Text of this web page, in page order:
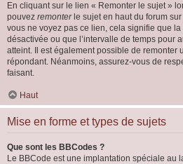
En cliquant sur le lien « Remonter le sujet »
pouvez remonterle sujet en haut du forum
vous ne voyez pas ce lien, cela signifie que
désactivée ou que l’intervalle de temps pour
atteint. Il est également possible de remonter
répondant. Néanmoins, assurez-vous de
faisant.
Haut
Mise en forme et types de sujets
Que sont les BBCodes ?
Le BBCode est une implantation spéciale au